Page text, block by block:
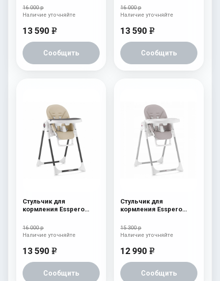
16 000 р
13 590 e
Сообщить
Наличие уточняйте
16 000 р
13 590 e
Сообщить
Наличие уточняйте
Стульчик для
кормления Esspero
16 000 р
13 590 e
Сообщить
Наличие уточняйте
Стульчик для
кормления Esspero
15 300 р
12 990 e
Сообщить
Наличие уточняйте